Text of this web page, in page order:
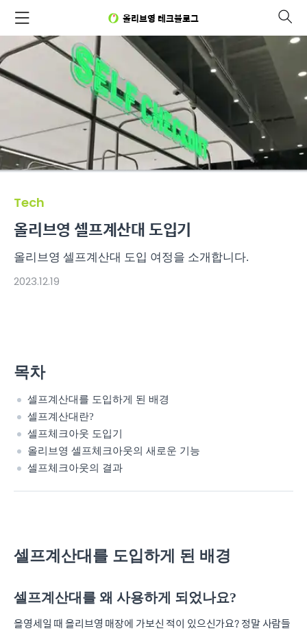
올리브영 테크블로그
Tech
올리브영 셀프계산대 도입기
올리브영 셀프계산대 도입 여정을 소개합니다.
2023.12.19
목차
셀프계산대를 도입하게 된 배경
셀프계산대란?
셀프체크아웃 도입기
올리브영 셀프체크아웃의 새로운 기능
셀프체크아웃의 결과
셀프계산대를 도입하게 된 배경
셀프계산대를 왜 사용하게 되었나요?
올영세일 때 올리브영 매장에 가보신 적이 있으신가요? 정말 사람들